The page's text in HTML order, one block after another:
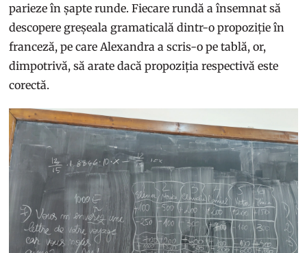
parieze în șapte runde. Fiecare rundă a însemnat să
descopere greșeala gramaticală dintr-o propoziție în
franceză, pe care Alexandra a scris-o pe tablă, or,
dimpotrivă, să arate dacă propoziția respectivă este
corectă.